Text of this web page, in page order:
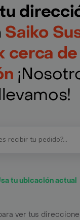
Saiko
cerca
tu ubicación actual
ver tus